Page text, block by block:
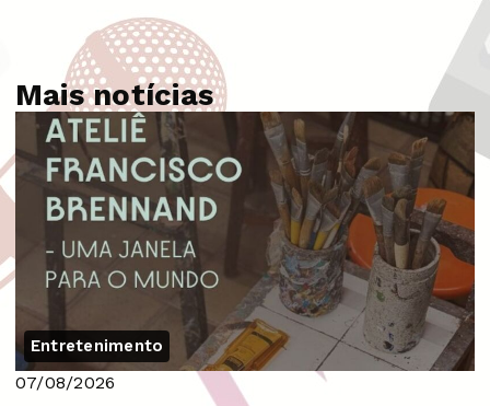
Mais notícias
Entretenimento
07/08/2026